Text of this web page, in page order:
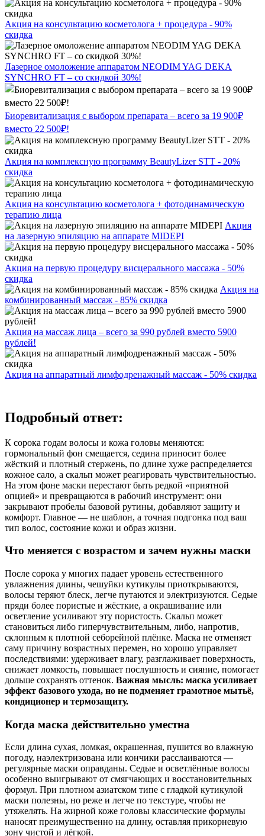
Акция на консультацию косметолога + процедура - 90%
скидка
Лазерное омоложение аппаратом NEODIM YAG DEKA
SYNCHRO FT – со скидкой 30%!
Биоревитализация с выбором препарата – всего за 19 900₽
вместо 22 500₽!
Акция на комплексную программу BeautyLizer STT - 20%
скидка
Акция на консультацию косметолога + фотодинамическую
терапию лица
Акция
на лазерную эпиляцию на аппарате MIDEPI
Акция на первую процедуру висцерального массажа - 50%
скидка
Акция на
комбинированный массаж - 85% скидка
Акция на массаж лица – всего за 990 рублей вместо 5900
рублей!
Акция на аппаратный лимфодренажный массаж - 50% скидка
Подробный ответ:
К сорока годам волосы и кожа головы меняются:
гормональный фон смещается, седина приносит более
жёсткий и плотный стержень, по длине хуже распределяется
кожное сало, а скальп может реагировать чувствительностью.
На этом фоне маски перестают быть редкой «приятной
опцией» и превращаются в рабочий инструмент: они
закрывают пробелы базовой рутины, добавляют защиту и
комфорт. Главное — не шаблон, а точная подгонка под ваш
тип волос, состояние кожи и образ жизни.
Что меняется с возрастом и зачем нужны маски
После сорока у многих падает уровень естественного
увлажнения длины, чешуйки кутикулы приоткрываются,
волосы теряют блеск, легче путаются и электризуются. Седые
пряди более пористые и жёсткие, а окрашивание или
осветление усиливают эту пористость. Скальп может
становиться либо гиперчувствительным, либо, напротив,
склонным к плотной себорейной плёнке. Маска не отменяет
саму причину возрастных перемен, но хорошо управляет
последствиями: удерживает влагу, разглаживает поверхность,
снижает ломкость, повышает послушность и сияние, помогает
дольше сохранять оттенок. Важная мысль: маска усиливает
эффект базового ухода, но не подменяет грамотное мытьё,
кондиционер и термозащиту.
Когда маска действительно уместна
Если длина сухая, ломкая, окрашенная, пушится во влажную
погоду, наэлектризована или кончики расслаиваются —
регулярные маски оправданы. Седые и осветлённые волосы
особенно выигрывают от смягчающих и восстановительных
формул. При плотном азиатском типе с гладкой кутикулой
маски полезны, но реже и легче по текстуре, чтобы не
утяжелять. На жирной коже головы классические формулы
наносят преимущественно на длину, оставляя прикорневую
зону чистой и лёгкой.